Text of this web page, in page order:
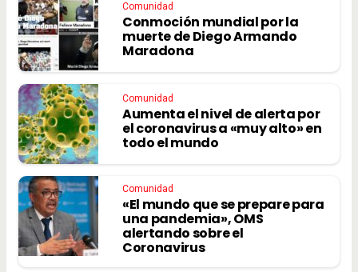
Comunidad
Conmoción mundial por la
muerte de Diego Armando
Maradona
Comunidad
Aumenta el nivel de alerta por
el coronavirus a «muy alto» en
todo el mundo
Comunidad
«El mundo que se prepare para
una pandemia», OMS
alertando sobre el
Coronavirus